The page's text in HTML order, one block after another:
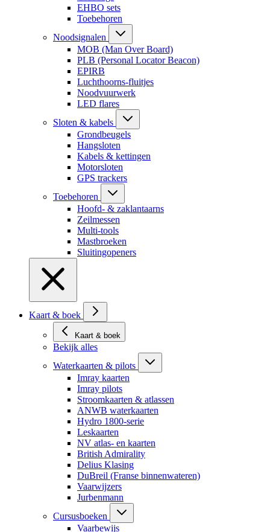
EHBO sets
Toebehoren
Noodsignalen
MOB (Man Over Board)
PLB (Personal Locator Beacon)
EPIRB
Luchthoorns-fluitjes
Noodvuurwerk
LED flares
Sloten & kabels
Grondbeugels
Hangsloten
Kabels & kettingen
Motorsloten
GPS trackers
Toebehoren
Hoofd- & zaklantaarns
Zeilmessen
Multi-tools
Mastbroeken
Sluitingopeners
Kaart & boek
Kaart & boek
Bekijk alles
Waterkaarten & pilots
Imray kaarten
Imray pilots
Stroomkaarten & atlassen
ANWB waterkaarten
Hydro 1800-serie
Leskaarten
NV atlas- en kaarten
British Admirality
Delius Klasing
DuBreil (Franse binnenwateren)
Vaarwijzers
Jurbenmann
Cursusboeken
Vaarbewijs